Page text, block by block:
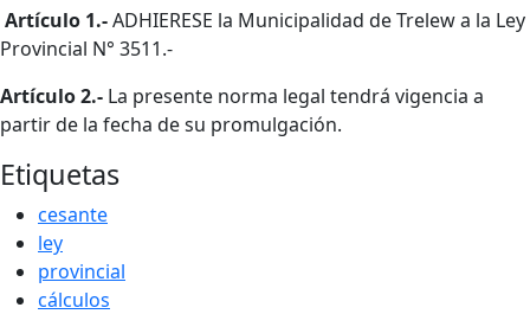
Cuerpo
Artículo 1.-ADHIERESE la Municipalidad de Trelew a la Ley
Provincial N° 3511.-
Artículo 2.- La presente norma legal tendrá vigencia a
partir de la fecha de su promulgación.
Etiquetas
cesante
ley
provincial
cálculos